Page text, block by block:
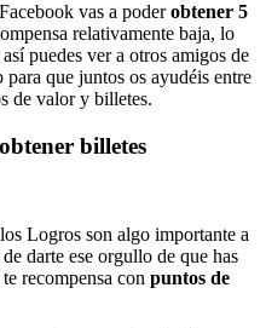
vas a poderobtener 5
relativamente baja, lo
puedes ver a otros amigos de
que juntos os ayudéis entre
de valor y billetes.
billetes
Logros son algo importante a
darte ese orgullo de que has
recompensa con puntos de